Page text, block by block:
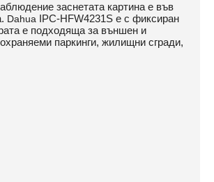
заснетата картина е във
Dahua IPC-HFW4231S е с фиксиран
е подходяща за външен и
паркинги, жилищни сгради,